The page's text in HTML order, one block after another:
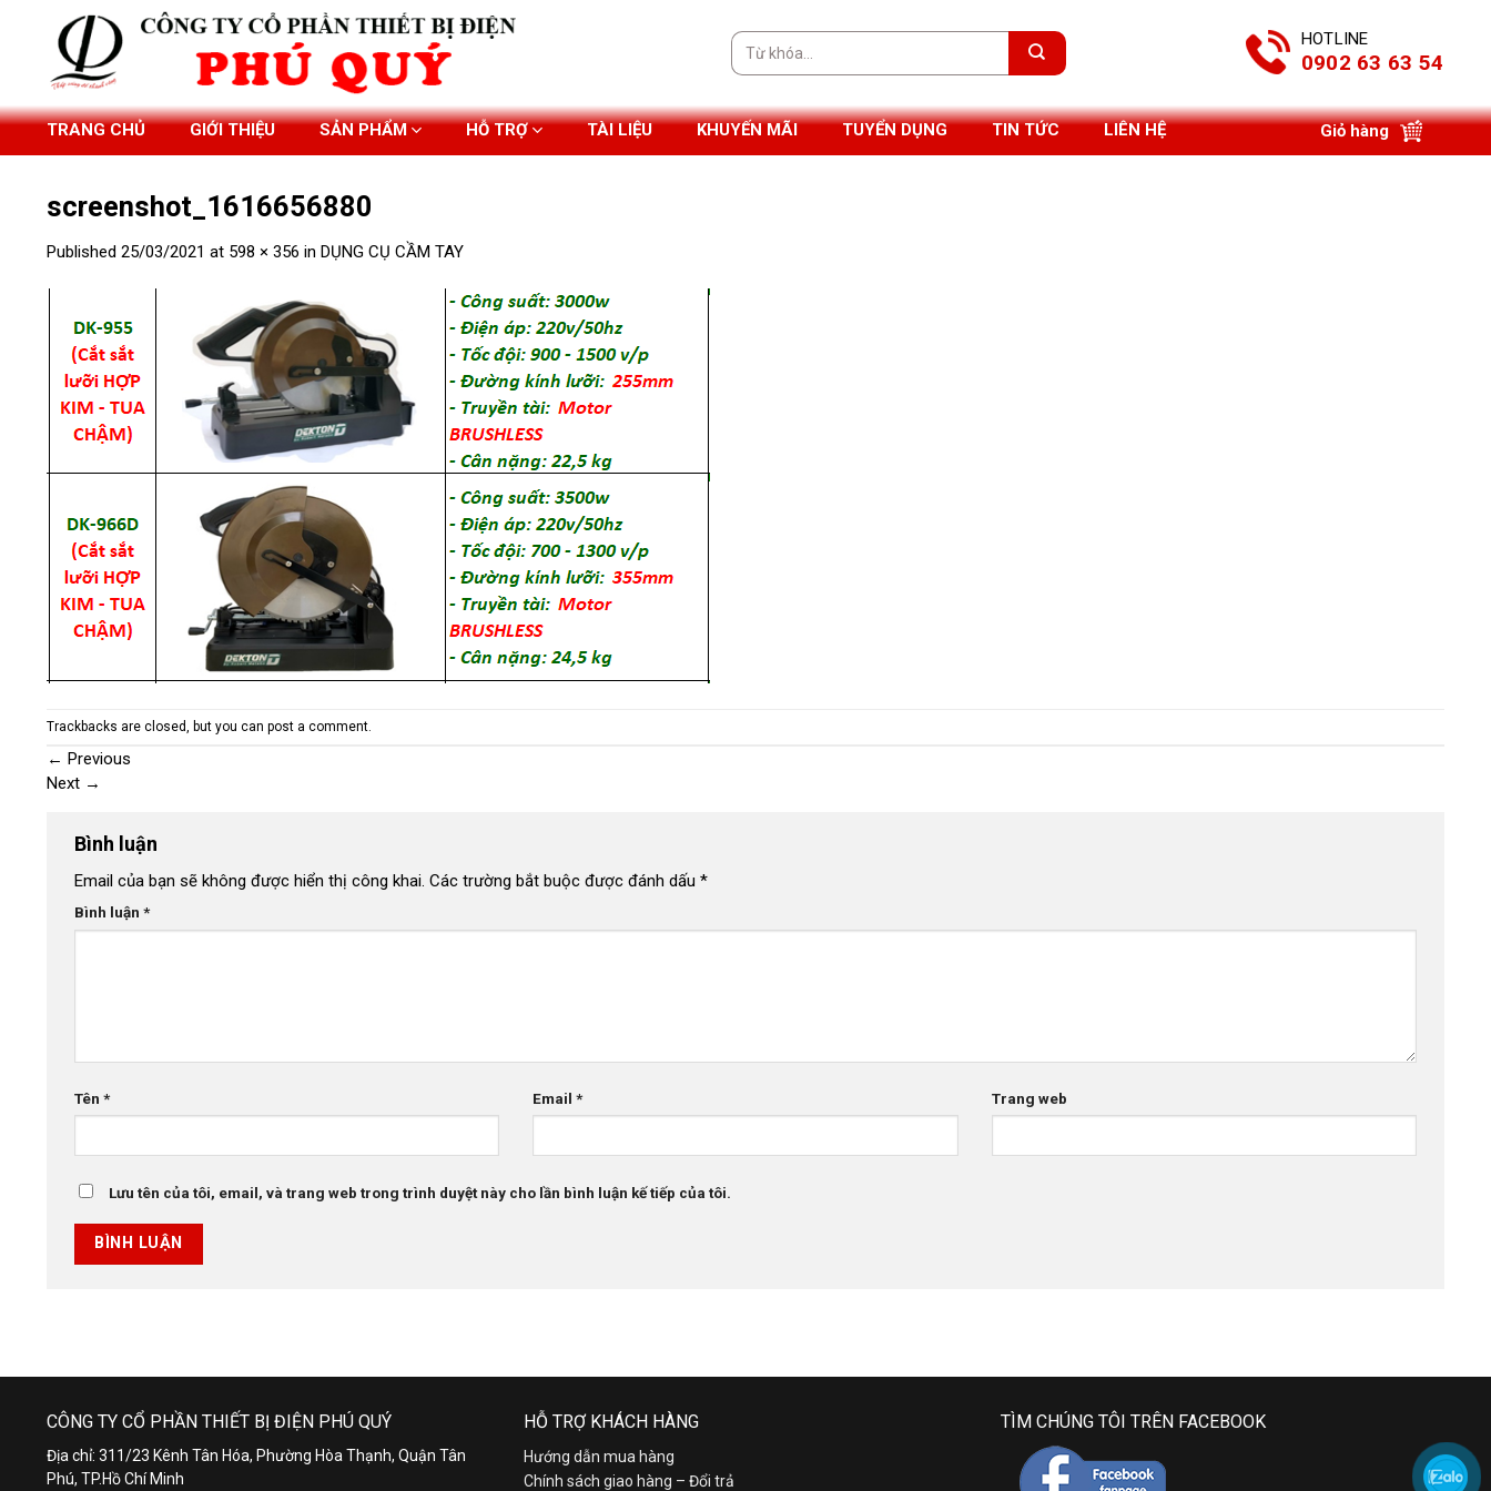
Tìm
kiếm:
HOTLINE
0902 63 63 54
TRANG CHỦ GIỚI THIỆU SẢN PHẨM HỖ TRỢ TÀI LIỆU KHUYẾN MÃI TUYỂN DỤNG TIN TỨC LIÊN HỆ Giỏ hàng
screenshot_1616656880
Published 25/03/2021 at 598 × 356 in DỤNG CỤ CẦM TAY
Trackbacks are closed, but you can post a comment
← Previous
Next →
Bình luận
Email của bạn sẽ không được hiển thị công khai. Các trường bắt buộc được đánh dấu *
Bình luận *
Tên * Email* Trang web
Lưu tên của tôi, email, và trang web trong trình duyệt này cho lần bình luận kế tiếp của tôi.
CÔNG TY CỔ PHẦN THIẾT BỊ ĐIỆN PHÚ QUÝ
Địa chỉ: 311/23 Kênh Tân Hóa, Phường Hòa Thạnh, Quận Tân
Phú, TP.Hồ Chí Minh
HỖ TRỢ KHÁCH HÀNG
Hướng dẫn mua hàng
Chính sách giao hàng – Đổi trả
TÌM CHÚNG TÔI TRÊN FACEBOOK